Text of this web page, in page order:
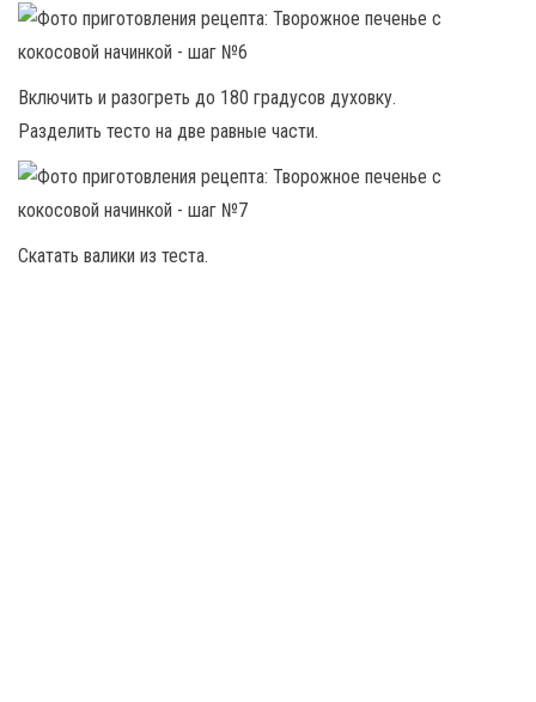
Включить и разогреть до 180 градусов духовку.
Разделить тесто на две равные части.
Скатать валики из теста.